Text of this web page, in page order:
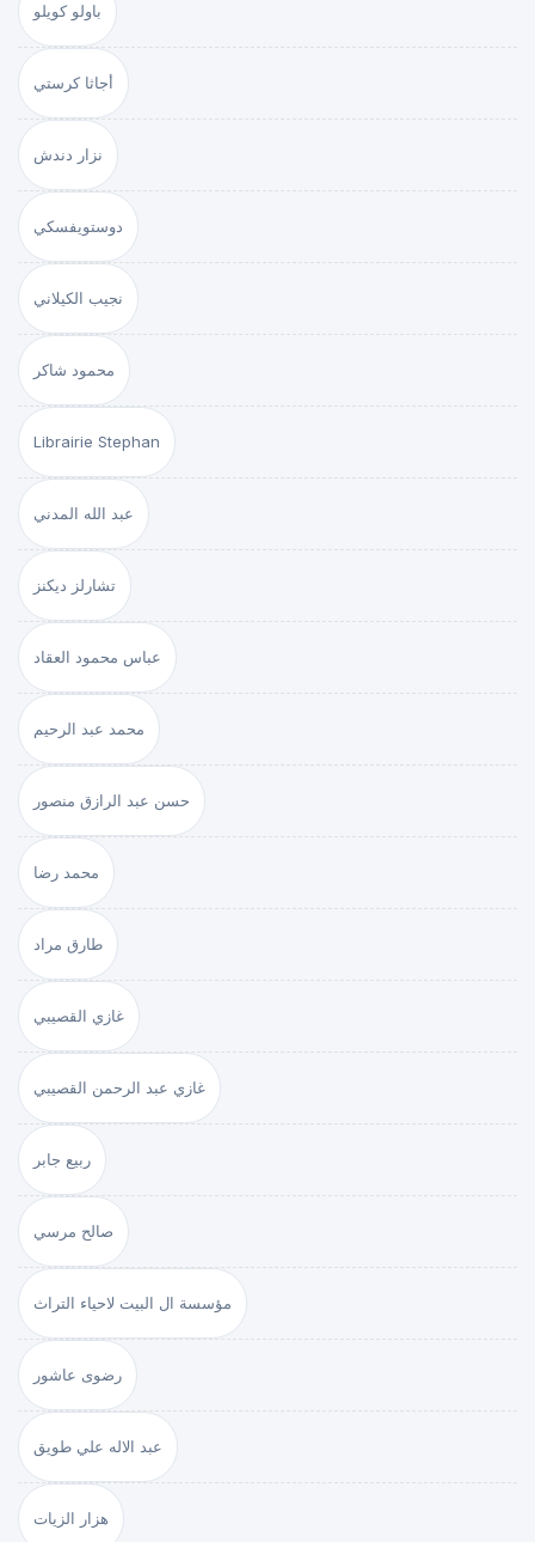
باولو كويلو
أجاثا كرستي
نزار دندش
دوستويفسكي
نجيب الكيلاني
محمود شاكر
Librairie Stephan
عبد الله المدني
تشارلز ديكنز
عباس محمود العقاد
محمد عبد الرحيم
حسن عبد الرازق منصور
محمد رضا
طارق مراد
غازي القصيبي
غازي عبد الرحمن القصيبي
ربيع جابر
صالح مرسي
مؤسسة ال البيت لاحياء التراث
رضوى عاشور
عبد الاله علي طويق
هزار الزيات